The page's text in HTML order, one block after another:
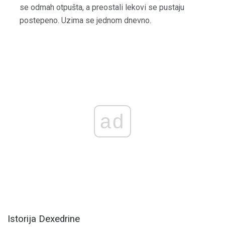
se odmah otpušta, a preostali lekovi se pustaju
postepeno. Uzima se jednom dnevno.
ad
Istorija Dexedrine